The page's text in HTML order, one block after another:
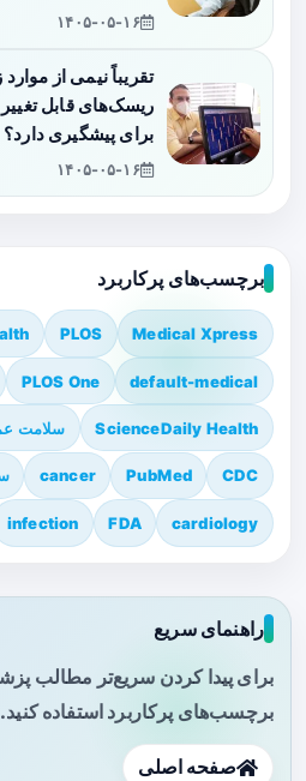
۱۴۰۵-۰۵-۱۶
تقریباً نیمی از
ریسک‌های قابل
برای پیشگیری دارد؟
۱۴۰۵-۰۵-۱۶
برچسب‌های پرکاربرد
Medical Xpress
PLOS
default-medical
PLOS One
ScienceDaily Health سلامت
CDC
PubMed
cancer
cardiology
FDA
infection
راهنمای سریع
برای پیدا کردن سریع‌تر مطالب
برچسب‌های پرکاربرد استفاده کنید.
صفحه اصلی